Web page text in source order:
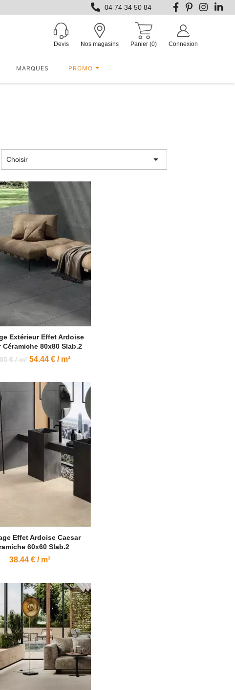
04 74 34 50 84
Devis Nos magasins Panier (0) Connexion
MARQUES PROMO
Choisir 
Extérieur Effet Ardoise
Céramiche 80x80 Slab.2
€ / m² 54.44 € / m²
Effet Ardoise Caesar
60x60 Slab.2
38.44 € / m²